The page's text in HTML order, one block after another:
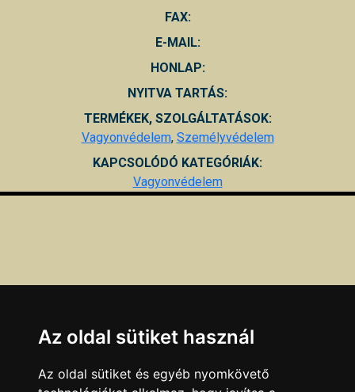
FAX:
E-MAIL:
HONLAP:
NYITVA TARTÁS:
TERMÉKEK, SZOLGÁLTATÁSOK:
Vagyonvédelem, Személyvédelem
KAPCSOLÓDÓ KATEGÓRIÁK:
Vagyonvédelem
Az oldal sütiket használ
Az oldal sütiket és egyéb nyomkövető